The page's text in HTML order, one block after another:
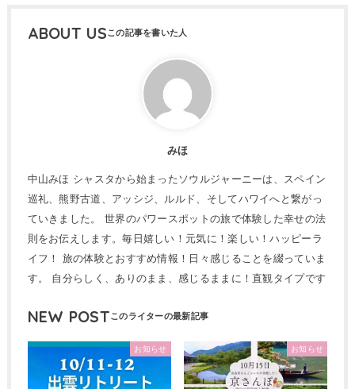
ABOUT US
みほ
中山みほ シャスタから始まったソウルジャーニーは、スペイン
巡礼、熊野古道、アッシジ、ルルド、そしてハワイへと繋がっ
ていきました。 世界のパワースポットの旅で体験した幸せの法
則をお伝えします。毎日嬉しい！元気に！楽しい！ハッピーラ
イフ！ 旅の体験とおすすめ情報！日々感じることを綴っていま
す。 自分らしく、ありのまま、感じるままに！直観タイプです
NEW POST
お知らせ お知らせ